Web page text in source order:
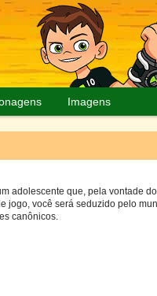
Imagens
adolescente que, pela vontade
jogo, você será seduzido pelo
canônicos.